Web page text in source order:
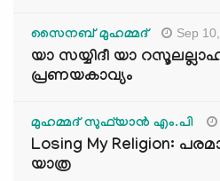
സൈനബ് മുഹമ്മദ് Sep
യാ സയ്യിദീ യാ
പ്രണയകാവ്യം
മുഹമ്മദ് സുഫ്‌യാൻ എം.പി
Losing My Religion:
യാത്ര